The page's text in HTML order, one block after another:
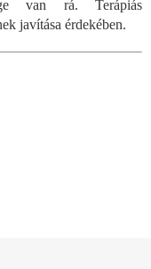
van rá. Terápiás
javítása érdekében.